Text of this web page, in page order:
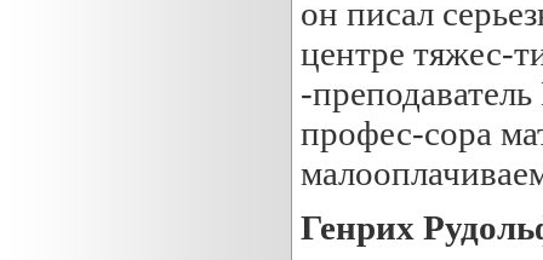
он писал
центре тяжес-
-
профес-сора
Генрих